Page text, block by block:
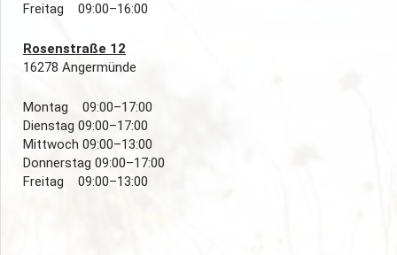
Freitag 09:00–16:00
Rosenstraße 12
16278 Angermünde
Montag 09:00–17:00
Dienstag 09:00–17:00
Mittwoch 09:00–13:00
Donnerstag 09:00–17:00
Freitag 09:00–13:00